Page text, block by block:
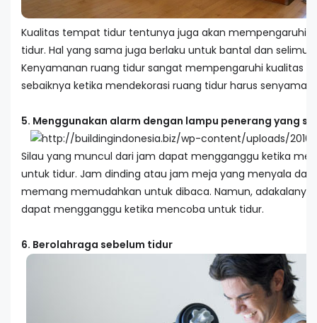
Kualitas tempat tidur tentunya juga akan mempengaruhi
tidur. Hal yang sama juga berlaku untuk bantal dan selimut.
Kenyamanan ruang tidur sangat mempengaruhi kualitas
sebaiknya ketika mendekorasi ruang tidur harus senyaman
5. Menggunakan alarm dengan lampu penerang yang
Silau yang muncul dari jam dapat mengganggu ketika
untuk tidur. Jam dinding atau jam meja yang menyala
memang memudahkan untuk dibaca. Namun, adakalanya
dapat mengganggu ketika mencoba untuk tidur.
6. Berolahraga sebelum tidur